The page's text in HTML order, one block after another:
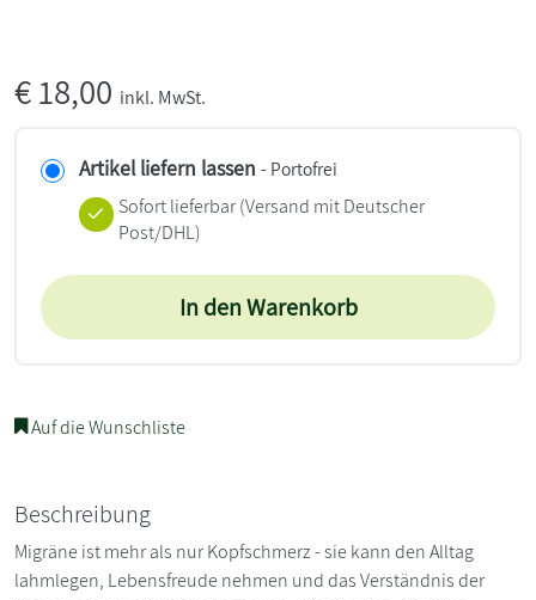
€18,00 inkl. MwSt.
Artikel liefern lassen - Portofrei
Sofort lieferbar(Versand mit Deutscher
Post/DHL)
In den Warenkorb
Auf die Wunschliste
Beschreibung
Migräne ist mehr als nur Kopfschmerz - sie kann den Alltag
lahmlegen, Lebensfreude nehmen und das Verständnis der